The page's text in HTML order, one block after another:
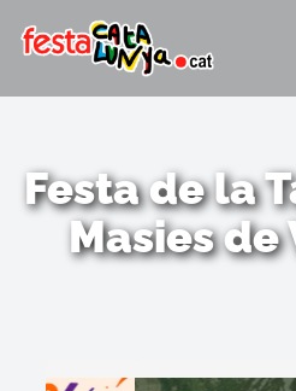
Festa de la
Masies